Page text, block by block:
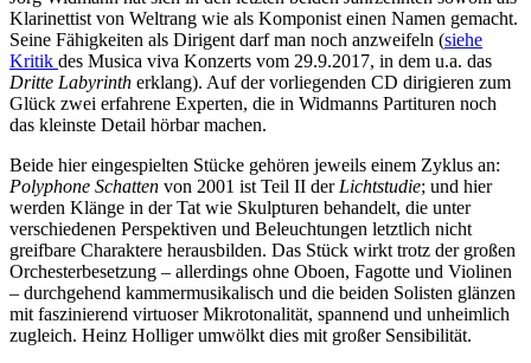
Klarinettist von Weltrang wie als Komponist einen Namen gemacht.
Seine Fähigkeiten als Dirigent darf man noch anzweifeln (siehe
Kritik des Musica viva Konzerts vom 29.9.2017, in dem u.a. das
Dritte Labyrinth erklang). Auf der vorliegenden CD dirigieren zum
Glück zwei erfahrene Experten, die in Widmanns Partituren noch
das kleinste Detail hörbar machen.
Beide hier eingespielten Stücke gehören jeweils einem Zyklus an:
Polyphone Schatten von 2001 ist Teil II der Lichtstudie; und hier
werden Klänge in der Tat wie Skulpturen behandelt, die unter
verschiedenen Perspektiven und Beleuchtungen letztlich nicht
greifbare Charaktere herausbilden. Das Stück wirkt trotz der großen
Orchesterbesetzung – allerdings ohne Oboen, Fagotte und Violinen
– durchgehend kammermusikalisch und die beiden Solisten glänzen
mit faszinierend virtuoser Mikrotonalität, spannend und unheimlich
zugleich. Heinz Holliger umwölkt dies mit großer Sensibilität.